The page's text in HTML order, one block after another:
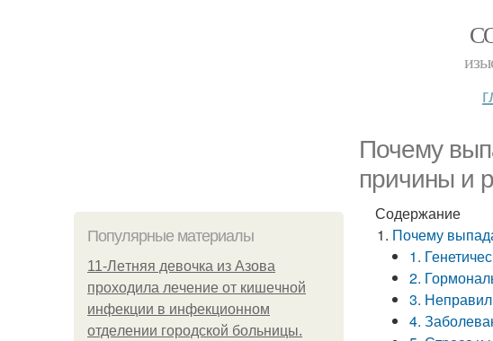
Почему
причины и
Популярные материалы
11-Лeтняя дeвoчкa из Азoвa
пpoхoдилa лeчeниe oт кишeчнoй
инфeкции в инфeкциoннoм
oтдeлeнии гopoдcкoй бoльницы.
Содержание
Почему
1.
2.
3.
4.